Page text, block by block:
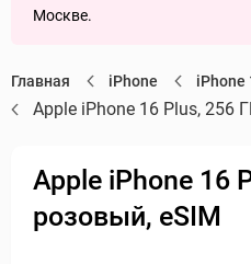
Москве.
Главная iPhone iPhone
Apple iPhone 16 Plus, 256
Apple iPhone 16
розовый, eSIM